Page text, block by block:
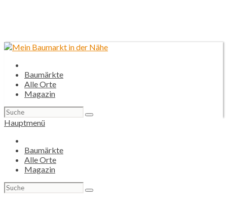
Baumärkte
Alle Orte
Magazin
Suchen
nach:
Hauptmenü
Baumärkte
Alle Orte
Magazin
Suchen
nach: